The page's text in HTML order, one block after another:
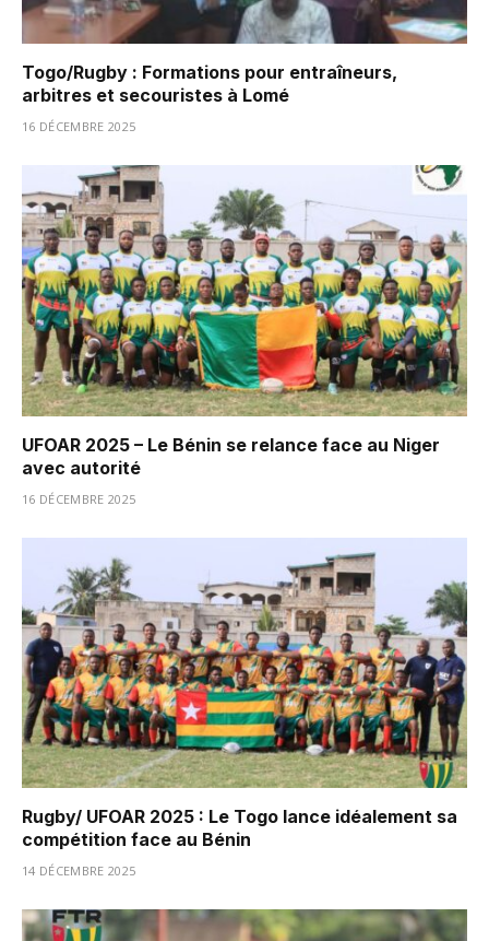
Togo/Rugby : Formations pour entraîneurs,
arbitres et secouristes à Lomé
16 DÉCEMBRE 2025
UFOAR 2025 – Le Bénin se relance face au Niger
avec autorité
16 DÉCEMBRE 2025
Rugby/ UFOAR 2025 : Le Togo lance idéalement sa
compétition face au Bénin
14 DÉCEMBRE 2025